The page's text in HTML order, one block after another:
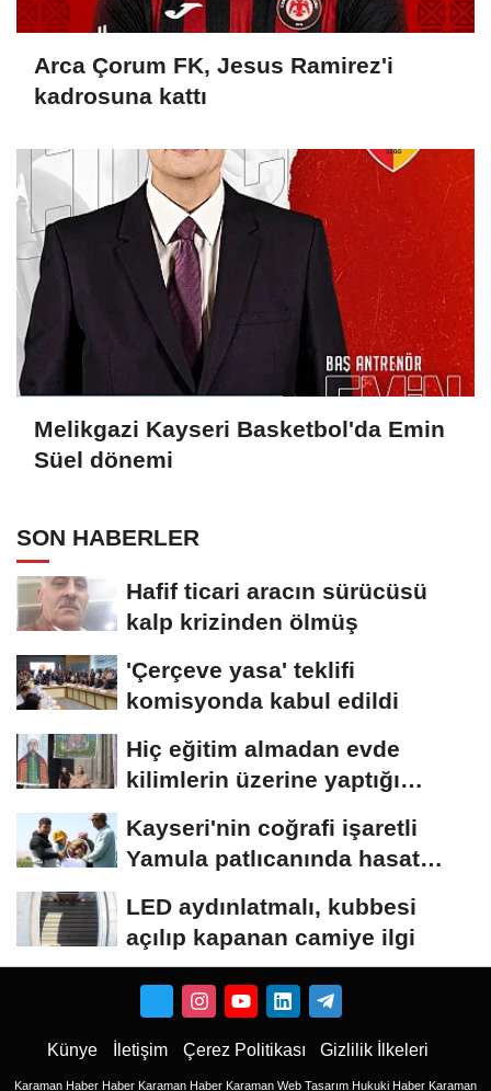
Arca Çorum FK, Jesus Ramirez'i
kadrosuna kattı
Melikgazi Kayseri Basketbol'da Emin
Süel dönemi
SON HABERLER
Hafif ticari aracın sürücüsü
kalp krizinden ölmüş
'Çerçeve yasa' teklifi
komisyonda kabul edildi
Hiç eğitim almadan evde
kilimlerin üzerine yaptığı
Kayseri'nin coğrafi işaretli
Yamula patlıcanında hasat
LED aydınlatmalı, kubbesi
açılıp kapanan camiye ilgi
Künye İletişim Çerez Politikası Gizlilik İlkeleri
Karaman Haber Haber Karaman Haber Karaman Web Tasarım Hukuki Haber Karaman